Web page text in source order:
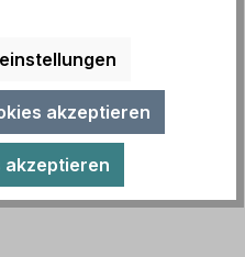
Verkaufsschilder für
Mehrakzeptieren
akzeptieren